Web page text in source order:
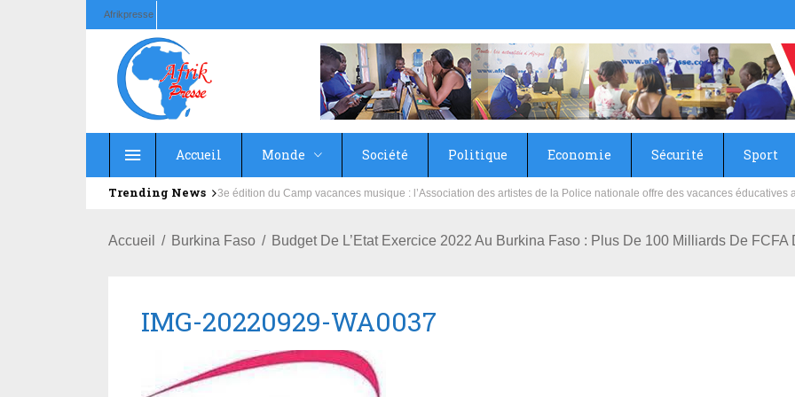
Afrikpresse
Accueil Monde Société Politique Economie Sécurité Sport
Trending News Education : la fédération de la Russie rénove les écoles primaire et collège du Camp Général Aboubacar Sangoulé
Accueil Burkina Faso Budget De L’Etat Exercice 2022 Au Burkina Faso : Plus De 100 Milliards De FCFA
IMG-20220929-WA0037